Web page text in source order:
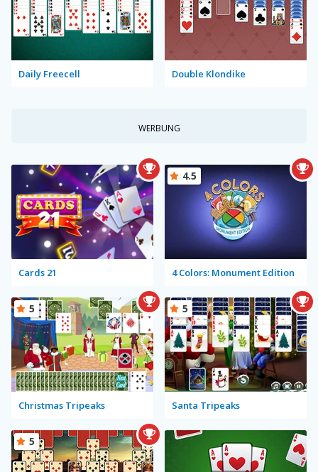
Daily Freecell Double Klondike
WERBUNG
Cards 21 4 Colors: Monument Edition
4.5
Christmas Tripeaks
5
Santa Tripeaks
5
5